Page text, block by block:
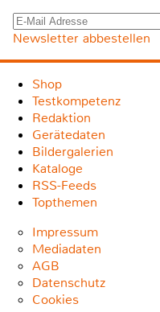
Newsletter abbestellen
Shop
Testkompetenz
Redaktion
Gerätedaten
Bildergalerien
Kataloge
RSS-Feeds
Topthemen
Impressum
Mediadaten
AGB
Datenschutz
Cookies